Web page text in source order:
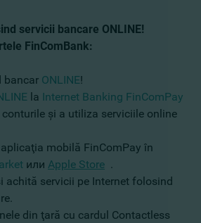
servicii bancare ONLINE!
FinComBank:
bancar ONLINE!
la Internet Banking FinComPay
şi a utiliza serviciile online
mobilă FinComPay în
или Apple Store .
achită servicii pe Internet folosind
din ţară cu cardul Contactless